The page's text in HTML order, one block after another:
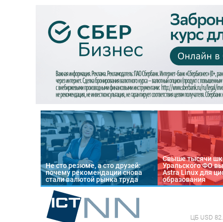
Не сто резюме, а сто друзей:
почему рекомендации снова
стали валютой рынка труда
Свыше тысячи
Уральского ФО
Astra Linux для
образования
ЦБ USD